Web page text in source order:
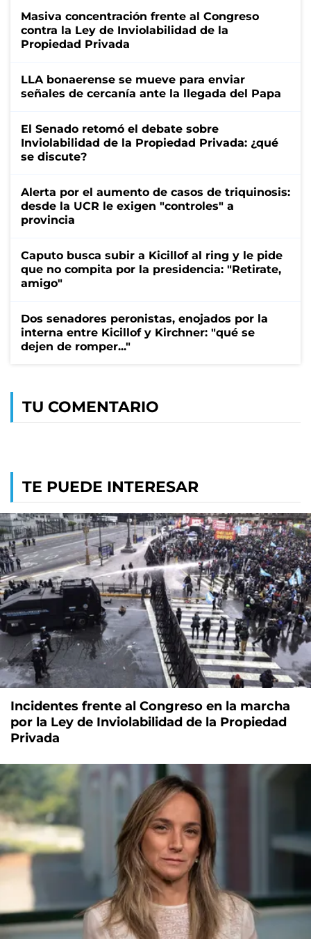
Masiva concentración frente al Congreso
contra la Ley de Inviolabilidad de la
Propiedad Privada
LLA bonaerense se mueve para enviar
señales de cercanía ante la llegada del Papa
El Senado retomó el debate sobre
Inviolabilidad de la Propiedad Privada: ¿qué
se discute?
Alerta por el aumento de casos de triquinosis:
desde la UCR le exigen "controles" a
provincia
Caputo busca subir a Kicillof al ring y le pide
que no compita por la presidencia: "Retirate,
amigo"
Dos senadores peronistas, enojados por la
interna entre Kicillof y Kirchner: "qué se
dejen de romper..."
TU COMENTARIO
TE PUEDE INTERESAR
Incidentes frente al Congreso en la marcha
por la Ley de Inviolabilidad de la Propiedad
Privada